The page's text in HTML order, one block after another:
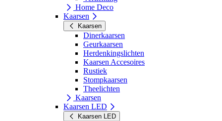
Home Deco
Kaarsen
Kaarsen
Dinerkaarsen
Geurkaarsen
Herdenkingslichten
Kaarsen Accesoires
Rustiek
Stompkaarsen
Theelichten
Kaarsen
Kaarsen LED
Kaarsen LED